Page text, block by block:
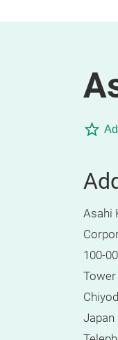
Asahi
100-
Tower
Japan